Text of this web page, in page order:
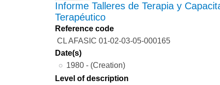
Informe Talleres de Terapia y
Terapéutico
Reference code
CL AFASIC 01-02-03-05-000165
Date(s)
1980 - (Creation)
Level of description